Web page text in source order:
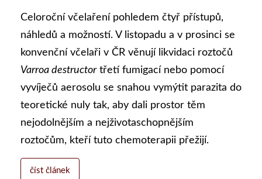
Celoroční včelaření pohledem čtyř přístupů,
náhledů a možností. V listopadu a v prosinci se
konvenční včelaři v ČR věnují likvidaci roztočů
Varroa destructortřetí fumigací nebo pomocí
vyvíječů aerosolu se snahou vymýtit parazita do
teoretické nuly tak, aby dali prostor těm
nejodolnějším a nejživotaschopnějším
roztočům, kteří tuto chemoterapii přežijí.
číst článek